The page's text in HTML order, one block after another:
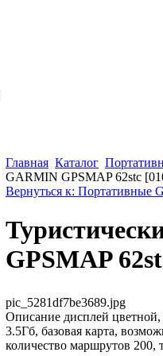
Главная Каталог
GARMIN GPSMAP 62stc
Вернуться к: Портативные
GPSMAP
pic_5281df7be3689.jpg
Описание дисплей
3.5Гб, базовая карта,
количество маршрутов 200,